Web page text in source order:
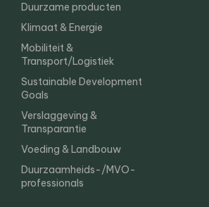
Duurzame producten
Klimaat & Energie
Mobiliteit &
Transport/Logistiek
Sustainable Development
Goals
Verslaggeving &
Transparantie
Voeding & Landbouw
Duurzaamheids-/MVO-
professionals